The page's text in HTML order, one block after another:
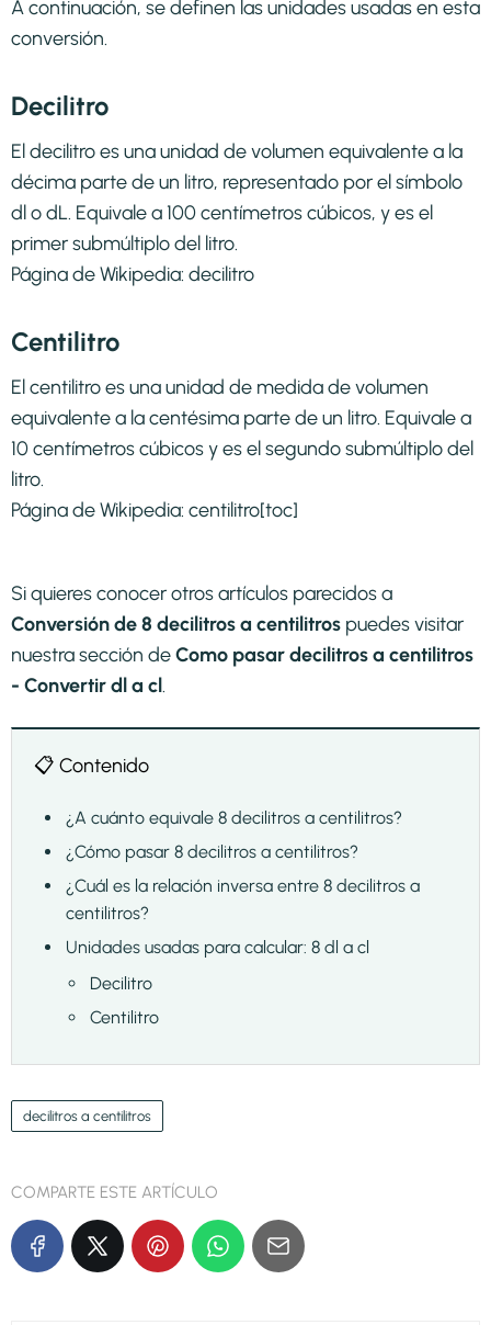
A continuación, se definen las unidades usadas en esta
conversión.
Decilitro
El decilitro es una unidad de volumen equivalente a la
décima parte de un litro, representado por el símbolo
dl o dL. Equivale a 100 centímetros cúbicos, y es el
primer submúltiplo del litro.
Página de Wikipedia: decilitro
Centilitro
El centilitro es una unidad de medida de volumen
equivalente a la centésima parte de un litro. Equivale a
10 centímetros cúbicos y es el segundo submúltiplo del
litro.
Página de Wikipedia: centilitro[toc]
Si quieres conocer otros artículos parecidos a
Conversión de 8 decilitros a centilitros puedes visitar
nuestra sección deComo pasar decilitros a centilitros
- Convertir dl a cl.
📋 Contenido
¿A cuánto equivale 8 decilitros a centilitros?
¿Cómo pasar 8 decilitros a centilitros?
¿Cuál es la relación inversa entre 8 decilitros a
centilitros?
Unidades usadas para calcular: 8 dl a cl
Decilitro
Centilitro
decilitros a centilitros
COMPARTE ESTE ARTÍCULO